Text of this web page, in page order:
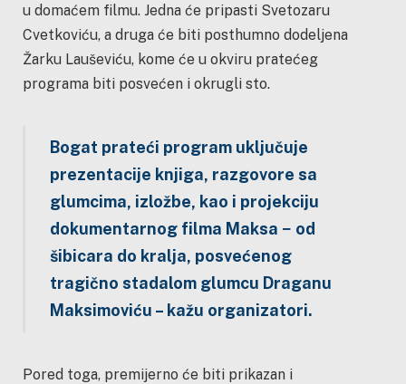
u domaćem filmu. Jedna će pripasti Svetozaru
Cvetkoviću, a druga će biti posthumno dodeljena
Žarku Lauševiću, kome će u okviru pratećeg
programa biti posvećen i okrugli sto.
Bogat prateći program uključuje
prezentacije knjiga, razgovore sa
glumcima, izložbe, kao i projekciju
dokumentarnog filma Maksa − od
šibicara do kralja, posvećenog
tragično stadalom glumcu Draganu
Maksimoviću – kažu organizatori.
Pored toga, premijerno će biti prikazan i